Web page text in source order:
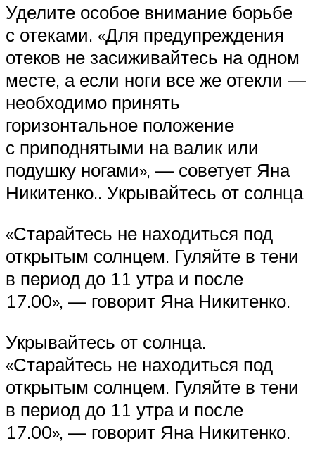
Уделите особое внимание борьбе
с отеками. «Для предупреждения
отеков не засиживайтесь на одном
месте, а если ноги все же отекли —
необходимо принять
горизонтальное положение
с приподнятыми на валик или
подушку ногами», — советует Яна
Никитенко.. Укрывайтесь от солнца
«Старайтесь не находиться под
открытым солнцем. Гуляйте в тени
в период до 11 утра и после
17.00», — говорит Яна Никитенко.
Укрывайтесь от солнца.
«Старайтесь не находиться под
открытым солнцем. Гуляйте в тени
в период до 11 утра и после
17.00», — говорит Яна Никитенко.